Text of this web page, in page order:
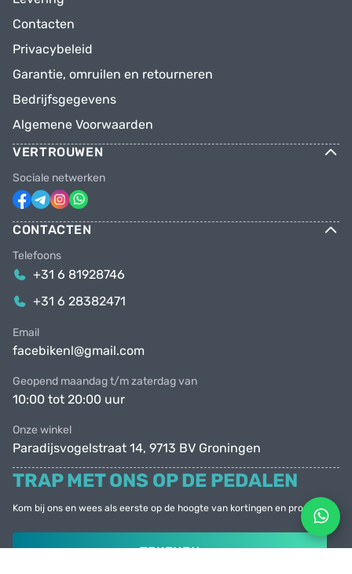
Contacten
Privacybeleid
Garantie, omruilen en retourneren
Bedrijfsgegevens
Algemene Voorwaarden
VERTROUWEN
Sociale netwerken
CONTACTEN
Telefoons
+31 6 81928746
+31 6 28382471
Email
facebikenl@gmail.com
Geopend maandag t/m zaterdag van
10:00 tot 20:00 uur
Onze winkel
Paradijsvogelstraat 14, 9713 BV Groningen
TRAP MET ONS OP DE PEDALEN
Kom bij ons en wees als eerste op de hoogte van kortingen en promoties
TEKENEN